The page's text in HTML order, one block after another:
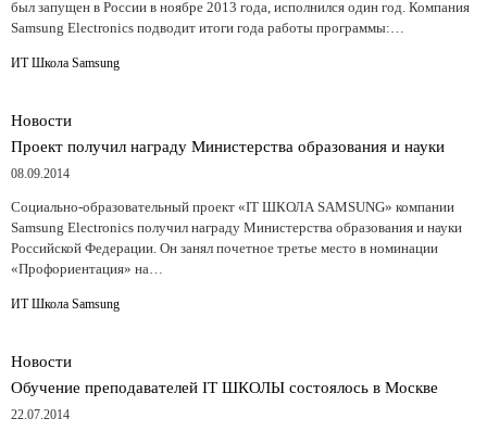
был запущен в России в ноябре 2013 года, исполнился один год. Компания
Samsung Electronics подводит итоги года работы программы:…
ИТ Школа Samsung
Новости
Проект получил награду Министерства образования и науки
08.09.2014
Cоциально-образовательный проект «IT ШКОЛА SAMSUNG» компании
Samsung Electronics получил награду Министерства образования и науки
Российской Федерации. Он занял почетное третье место в номинации
«Профориентация» на…
ИТ Школа Samsung
Новости
Обучение преподавателей IT ШКОЛЫ состоялось в Москве
22.07.2014